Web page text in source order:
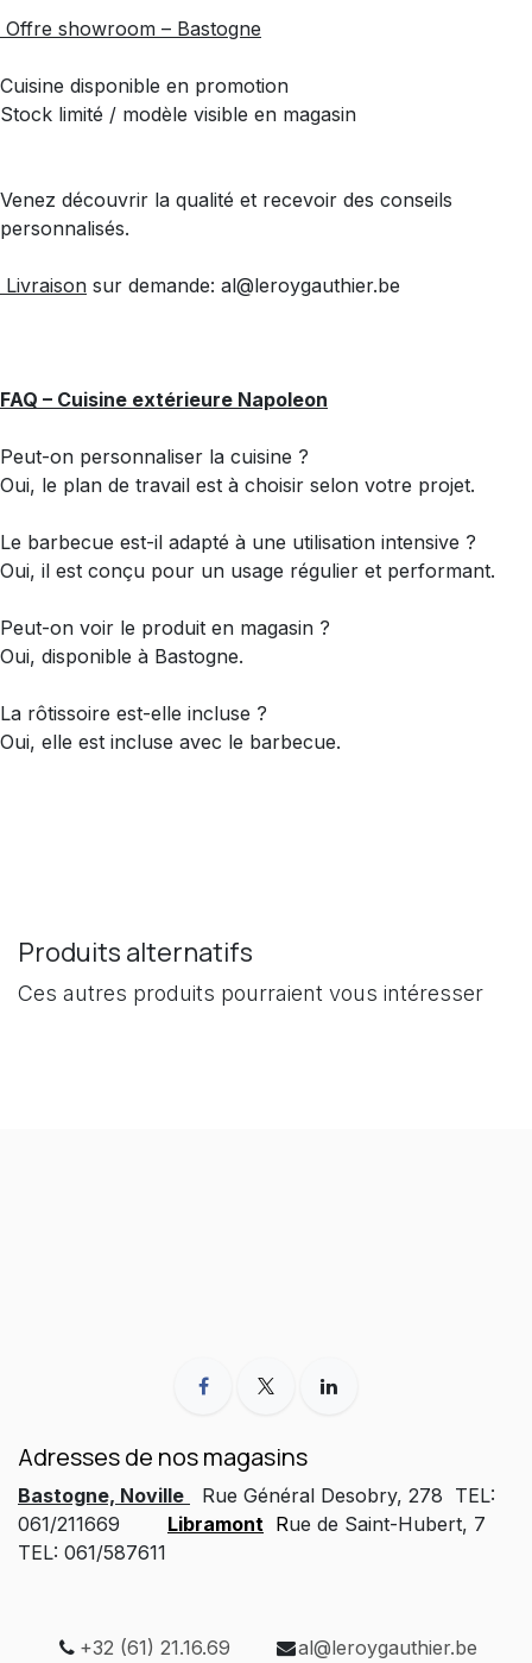
Offre showroom – Bastogne
Cuisine disponible en promotion
Stock limité / modèle visible en magasin
Venez découvrir la qualité et recevoir des conseils
personnalisés.
Livraison sur demande: al@leroygauthier.be
FAQ – Cuisine extérieure Napoleon
Peut-on personnaliser la cuisine ?
Oui, le plan de travail est à choisir selon votre projet.
Le barbecue est-il adapté à une utilisation intensive ?
Oui, il est conçu pour un usage régulier et performant.
Peut-on voir le produit en magasin ?
Oui, disponible à Bastogne.
La rôtissoire est-elle incluse ?
Oui, elle est incluse avec le barbecue.
Produits alternatifs
Ces autres produits pourraient vous intéresser
Adresses de nos magasins
Bastogne, Noville
Rue Général Desobry, 278 TEL:
061/211669
Libramont Rue de Saint-Hubert, 7
TEL: 061/587611
+32 (61) 21.16.69 al@leroygauthier.be